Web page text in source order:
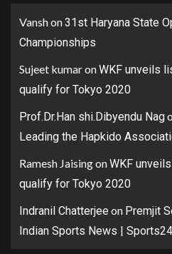
Vanshon31st Haryana State
Championships
Sujeet kumaronWKF unveils
qualify for Tokyo 2020
Prof.Dr.Han shi.Dibyendu Nag
Leading the Hapkido
Ramesh JaisingonWKF
qualify for Tokyo 2020
Indranil Chatterjee on Premjit
Indian Sports News |